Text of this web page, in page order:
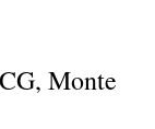
Monte